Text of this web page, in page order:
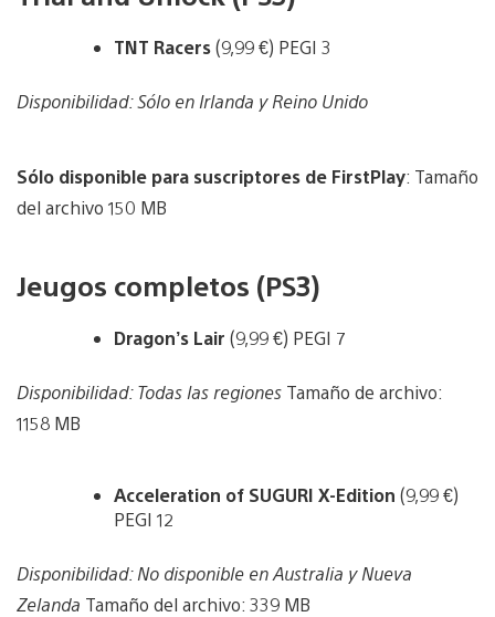
TNT Racers(9,99 €) PEGI 3
Disponibilidad: Sólo en Irlanda y Reino Unido
Sólo disponible para suscriptores de FirstPlay: Tamaño
del archivo 150 MB
Jeugos completos (PS3)
Dragon’s Lair (9,99 €) PEGI 7
Disponibilidad: Todas las regiones Tamaño de archivo:
1158 MB
Acceleration of SUGURI X-Edition (9,99 €)
PEGI 12
Disponibilidad: No disponible en Australia y Nueva
Zelanda Tamaño del archivo: 339 MB